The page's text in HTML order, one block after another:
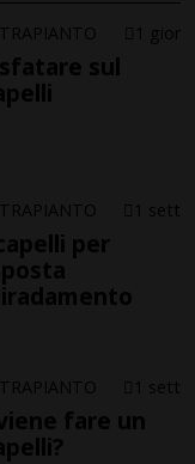
1 gior
sul
1 sett
per
1 sett
fare un